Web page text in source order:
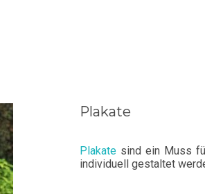
Plakate
Plakate sind ein Muss
individuell gestaltet